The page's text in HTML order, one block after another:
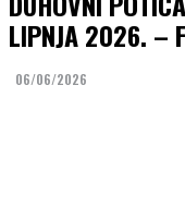
LIPNJA 2026. –
06/06/2026